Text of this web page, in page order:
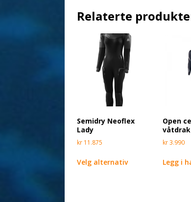
Relaterte
Semidry Neoflex
Lady
kr 11.875
Velg alternativ
Open
kr3.990
Legg i